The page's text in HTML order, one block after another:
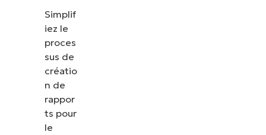
Simplif
iez le
proces
sus de
créatio
n de
rappor
ts pour
le